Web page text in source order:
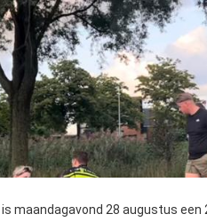
maandagavond 28 augustus